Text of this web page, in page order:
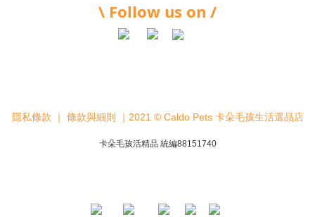
\ Follow us on /
隱私條款 ｜ 條款與細則 ｜2021 © Caldo Pets 卡朵毛孩生活選品店
卡朵毛孩活精品 統編88151740